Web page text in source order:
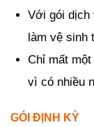
Với gói dịch
làm vệ sinh
Chỉ mất
vì có nhiều
GÓI ĐỊNH KỲ